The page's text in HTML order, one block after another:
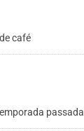
café
passada